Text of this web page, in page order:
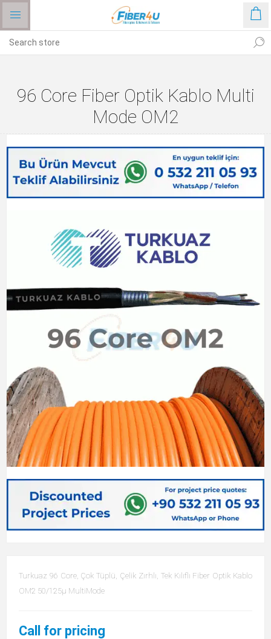
96 Core Fiber Optik Kablo Multi
Mode OM2
Turkuaz 96 Core, Çok Tüplü, Çelik Zırhlı, Tek Kılıflı Fiber Optik Kablo
OM2 50/125µ MultiMode
Call for pricing